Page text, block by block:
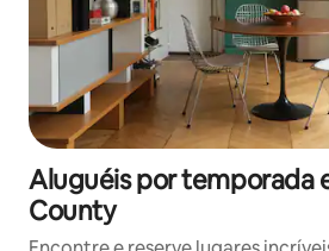
Aluguéis por temporada
County